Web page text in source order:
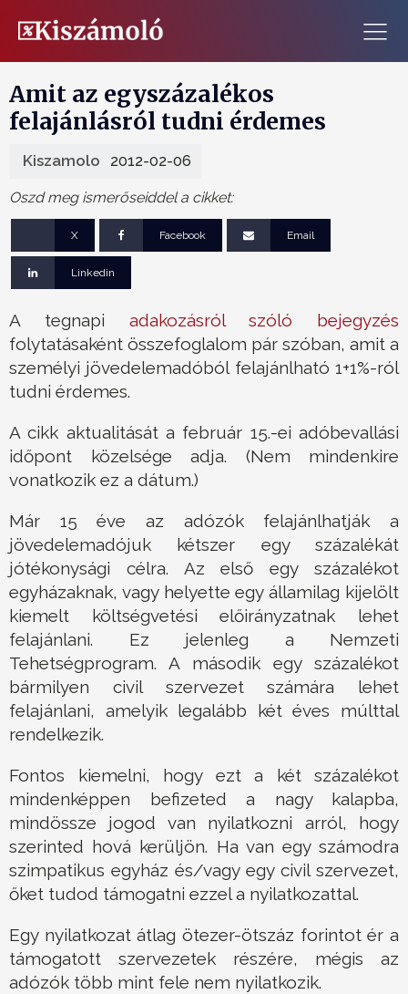
Amit az egyszázalékos
felajánlásról tudni érdemes
Kiszamolo 2012-02-06
Oszd meg ismerőseiddel a cikket:
X Facebook Email
Linkedin
A tegnapi adakozásról szóló bejegyzés
folytatásaként összefoglalom pár szóban, amit a
személyi jövedelemadóból felajánlható 1+1%-ról
tudni érdemes.
A cikk aktualitását a február 15.-ei adóbevallási
időpont közelsége adja. (Nem mindenkire
vonatkozik ez a dátum.)
Már 15 éve az adózók felajánlhatják a
jövedelemadójuk kétszer egy százalékát
jótékonysági célra. Az első egy százalékot
egyházaknak, vagy helyette egy államilag kijelölt
kiemelt költségvetési előirányzatnak lehet
felajánlani. Ez jelenleg a Nemzeti
Tehetségprogram. A második egy százalékot
bármilyen civil szervezet számára lehet
felajánlani, amelyik legalább két éves múlttal
rendelkezik.
Fontos kiemelni, hogy ezt a két százalékot
mindenképpen befizeted a nagy kalapba,
mindössze jogod van nyilatkozni arról, hogy
szerinted hová kerüljön. Ha van egy számodra
szimpatikus egyház és/vagy egy civil szervezet,
őket tudod támogatni ezzel a nyilatkozattal.
Egy nyilatkozat átlag ötezer-ötszáz forintot ér a
támogatott szervezetek részére, mégis az
adózók több mint fele nem nyilatkozik.